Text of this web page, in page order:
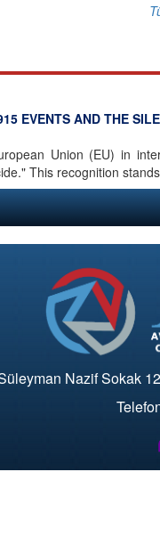
EVENTS AND THE
Union (EU) in
This recognition
Nazif Sokak